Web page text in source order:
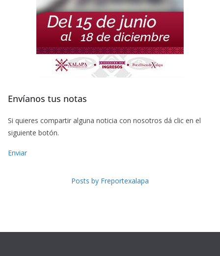
Envíanos tus notas
Si quieres compartir alguna noticia con nosotros dá clic en el
siguiente botón.
Enviar
Posts by Freportexalapa